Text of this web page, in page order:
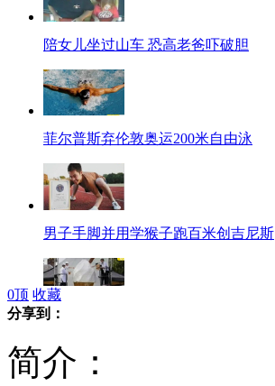
陪女儿坐过山车 恐高老爸吓破胆
菲尔普斯弃伦敦奥运200米自由泳
男子手脚并用学猴子跑百米创吉尼斯
0顶 收藏
分享到：
简介：